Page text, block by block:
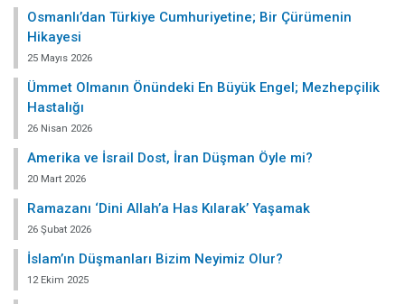
Osmanlı’dan Türkiye Cumhuriyetine; Bir Çürümenin
Hikayesi
25 Mayıs 2026
Ümmet Olmanın Önündeki En Büyük Engel; Mezhepçilik
Hastalığı
26 Nisan 2026
Amerika ve İsrail Dost, İran Düşman Öyle mi?
20 Mart 2026
Ramazanı ‘Dini Allah’a Has Kılarak’ Yaşamak
26 Şubat 2026
İslam’ın Düşmanları Bizim Neyimiz Olur?
12 Ekim 2025